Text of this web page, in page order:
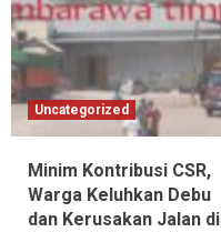
Uncategorized
Minim Kontribusi CSR,
Warga Keluhkan Debu
dan Kerusakan Jalan di